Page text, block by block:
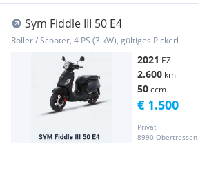
Sym Fiddle III 50 E4
Roller / Scooter, 4 PS (3 kW), gültiges Pickerl
2021 EZ
2.600 km
50ccm
Privat
8990 Obertressen
€ 1.500